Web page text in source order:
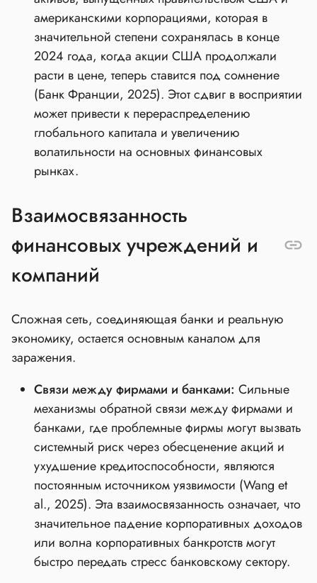
американскими корпорациями, которая в
значительной степени сохранялась в конце
2024 года, когда акции США продолжали
расти в цене, теперь ставится под сомнение
(Банк Франции, 2025). Этот сдвиг в восприятии
может привести к перераспределению
глобального капитала и увеличению
волатильности на основных финансовых
рынках.
Взаимосвязанность
финансовых учреждений и
компаний
Сложная сеть, соединяющая банки и реальную
экономику, остается основным каналом для
заражения.
Связи между фирмами и банками: Сильные
механизмы обратной связи между фирмами и
банками, где проблемные фирмы могут вызвать
системный риск через обесценение акций и
ухудшение кредитоспособности, являются
постоянным источником уязвимости (Wang et
al., 2025). Эта взаимосвязанность означает, что
значительное падение корпоративных доходов
или волна корпоративных банкротств могут
быстро передать стресс банковскому сектору.